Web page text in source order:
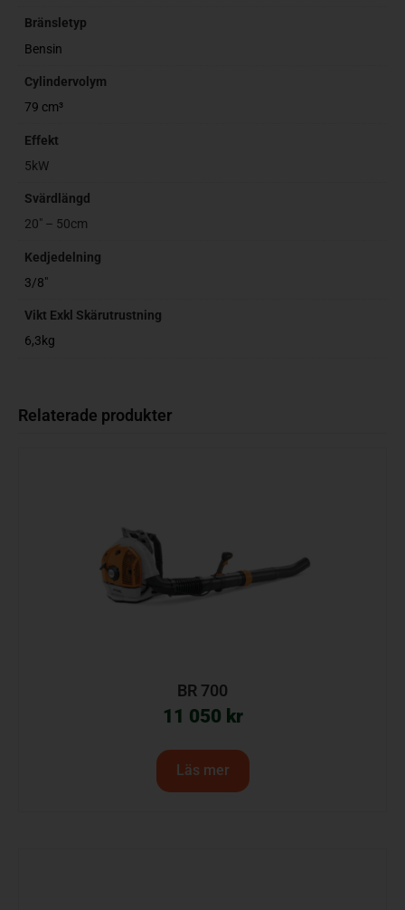
Bränsletyp
Bensin
Cylindervolym
79 cm³
Effekt
5kW
Svärdlängd
20" – 50cm
Kedjedelning
3/8"
Vikt Exkl Skärutrustning
6,3kg
Relaterade produkter
BR 700
11 050 kr
Läs mer